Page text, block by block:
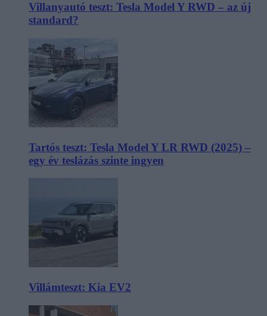
Villanyautó teszt: Tesla Model Y RWD – az új
standard?
Tartós teszt: Tesla Model Y LR RWD (2025) –
egy év teslázás szinte ingyen
Villámteszt: Kia EV2